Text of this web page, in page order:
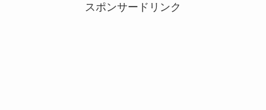
スポンサードリンク